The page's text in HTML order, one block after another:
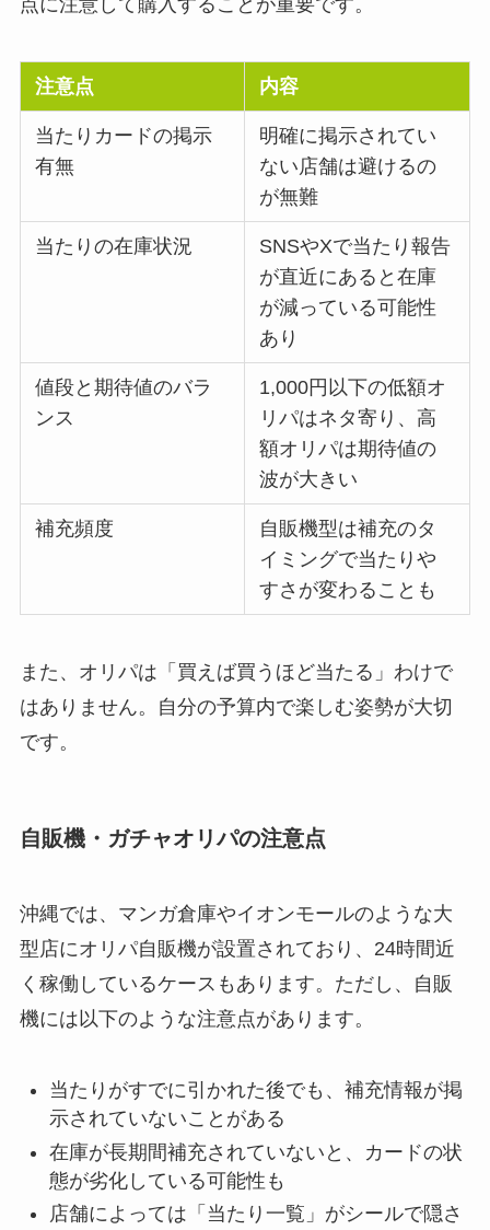
点に注意して購入することが重要です。
注意点 内容
当たりカードの掲示
有無
明確に掲示されてい
ない店舗は避けるの
が無難
当たりの在庫状況
SNSやXで当たり報告
が直近にあると在庫
が減っている可能性
あり
値段と期待値のバラ
ンス
1,000円以下の低額オ
リパはネタ寄り、高
額オリパは期待値の
波が大きい
補充頻度
自販機型は補充のタ
イミングで当たりや
すさが変わることも
また、オリパは「買えば買うほど当たる」わけで
はありません。自分の予算内で楽しむ姿勢が大切
です。
自販機・ガチャオリパの注意点
沖縄では、マンガ倉庫やイオンモールのような大
型店にオリパ自販機が設置されており、24時間近
く稼働しているケースもあります。ただし、自販
機には以下のような注意点があります。
当たりがすでに引かれた後でも、補充情報が掲
示されていないことがある
在庫が長期間補充されていないと、カードの状
態が劣化している可能性も
店舗によっては「当たり一覧」がシールで隠さ